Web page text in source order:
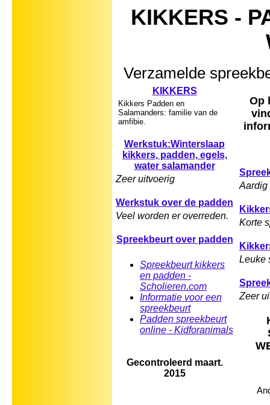
KIKKERS -
Verzamelde
KIKKERS
Kikkers Padden en
Salamanders: familie van de
amfibie.
Werkstuk:Winterslaap
kikkers, padden, egels,
water salamander
Zeer uitvoerig
Werkstuk over de padden
Veel worden er overreden.
Spreekbeurt over padden
Spreekbeurt kikkers
en padden -
Scholieren.com
Informatie voor een
spreekbeurt
Padden spreekbeurt
online - Kidforanimals
Gecontroleerd maart.
2015
Op
Aardig
Korte
Leuke
Zeer